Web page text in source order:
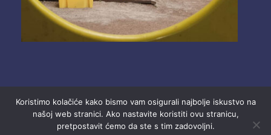
Koristimo kolačiće kako bismo vam osigurali najbolje iskustvo na
našoj web stranici. Ako nastavite koristiti ovu stranicu,
pretpostavit ćemo da ste s tim zadovoljni.